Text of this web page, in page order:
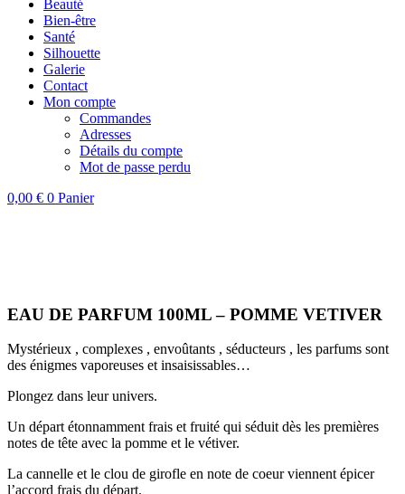
Beauté
Bien-être
Santé
Silhouette
Galerie
Contact
Mon compte
Commandes
Adresses
Détails du compte
Mot de passe perdu
0,00 € 0 Panier
EAU DE PARFUM 100ML – POMME VETIVER
Mystérieux , complexes , envoûtants , séducteurs , les parfums sont
des énigmes vaporeuses et insaisissables…
Plongez dans leur univers.
Un départ étonnamment frais et fruité qui séduit dès les premières
notes de tête avec la pomme et le vétiver.
La cannelle et le clou de girofle en note de coeur viennent épicer
l’accord frais du départ.